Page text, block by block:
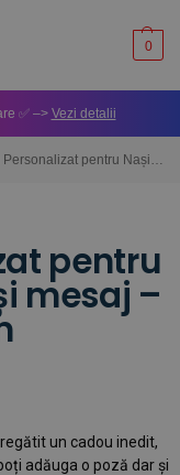
0
✅ –> Vezi detalii
pentru Nași – cu o poză și mesaj – 30x40cm
pentru
mesaj –
un cadou inedit,
adăuga o poză dar și